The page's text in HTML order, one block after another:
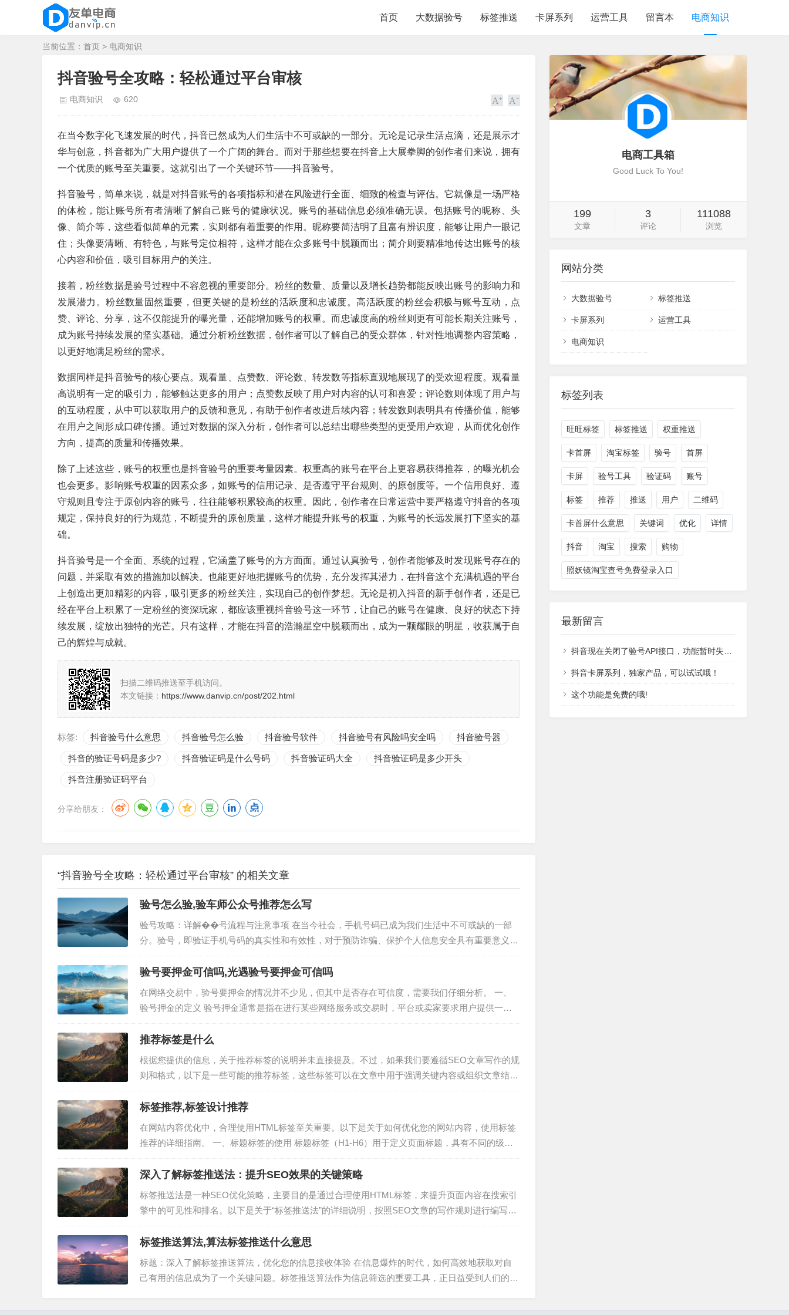
首页 大数据验号 标签推送 卡屏系列 运营工具 留言本 电商知识
当前位置： 首页 > 电商知识
抖音验号全攻略：轻松通过平台审核
电商知识 620
在当今数字化飞速发展的时代，抖音已然成为人们生活中不可或缺的一部分。无论是记录生活点滴，还是展示才
华与创意，抖音都为广大用户提供了一个广阔的舞台。而对于那些想要在抖音上大展拳脚的创作者们来说，拥有
一个优质的账号至关重要。这就引出了一个关键环节——抖音验号。
抖音验号，简单来说，就是对抖音账号的各项指标和潜在风险进行全面、细致的检查与评估。它就像是一场严格
的体检，能让账号所有者清晰了解自己账号的健康状况。账号的基础信息必须准确无误。包括账号的昵称、头
像、简介等，这些看似简单的元素，实则都有着重要的作用。昵称要简洁明了且富有辨识度，能够让用户一眼记
住；头像要清晰、有特色，与账号定位相符，这样才能在众多账号中脱颖而出；简介则要精准地传达出账号的核
心内容和价值，吸引目标用户的关注。
接着，粉丝数据是验号过程中不容忽视的重要部分。粉丝的数量、质量以及增长趋势都能反映出账号的影响力和
发展潜力。粉丝数量固然重要，但更关键的是粉丝的活跃度和忠诚度。高活跃度的粉丝会积极与账号互动，点
赞、评论、分享，这不仅能提升的曝光量，还能增加账号的权重。而忠诚度高的粉丝则更有可能长期关注账号，
成为账号持续发展的坚实基础。通过分析粉丝数据，创作者可以了解自己的受众群体，针对性地调整内容策略，
以更好地满足粉丝的需求。
数据同样是抖音验号的核心要点。观看量、点赞数、评论数、转发数等指标直观地展现了的受欢迎程度。观看量
高说明有一定的吸引力，能够触达更多的用户；点赞数反映了用户对内容的认可和喜爱；评论数则体现了用户与
的互动程度，从中可以获取用户的反馈和意见，有助于创作者改进后续内容；转发数则表明具有传播价值，能够
在用户之间形成口碑传播。通过对数据的深入分析，创作者可以总结出哪些类型的更受用户欢迎，从而优化创作
方向，提高的质量和传播效果。
除了上述这些，账号的权重也是抖音验号的重要考量因素。权重高的账号在平台上更容易获得推荐，的曝光机会
也会更多。影响账号权重的因素众多，如账号的信用记录、是否遵守平台规则、的原创度等。一个信用良好、遵
守规则且专注于原创内容的账号，往往能够积累较高的权重。因此，创作者在日常运营中要严格遵守抖音的各项
规定，保持良好的行为规范，不断提升的原创质量，这样才能提升账号的权重，为账号的长远发展打下坚实的基
础。
抖音验号是一个全面、系统的过程，它涵盖了账号的方方面面。通过认真验号，创作者能够及时发现账号存在的
问题，并采取有效的措施加以解决。也能更好地把握账号的优势，充分发挥其潜力，在抖音这个充满机遇的平台
上创造出更加精彩的内容，吸引更多的粉丝关注，实现自己的创作梦想。无论是初入抖音的新手创作者，还是已
经在平台上积累了一定粉丝的资深玩家，都应该重视抖音验号这一环节，让自己的账号在健康、良好的状态下持
续发展，绽放出独特的光芒。只有这样，才能在抖音的浩瀚星空中脱颖而出，成为一颗耀眼的明星，收获属于自
己的辉煌与成就。
扫描二维码推送至手机访问。
本文链接： https://www.danvip.cn/post/202.html
标签: 抖音验号什么意思 抖音验号怎么验 抖音验号软件 抖音验号有风险吗安全吗 抖音验号器
抖音的验证号码是多少? 抖音验证码是什么号码 抖音验证码大全 抖音验证码是多少开头
抖音注册验证码平台
分享给朋友：
“抖音验号全攻略：轻松通过平台审核” 的相关文章
验号怎么验,验车师公众号推荐怎么写
验号攻略：详解��号流程与注意事项 在当今社会，手机号码已成为我们生活中不可或缺的一部
分。验号，即验证手机号码的真实性和有效性，对于预防诈骗、保护个人信息安全具有重要意义。
本文将为您详细介绍验号的方法和注意事项。 验号是保障个人信息安全的重要手段，本文将为您
揭秘验号的正确姿势。 二、验号的…
验号要押金可信吗,光遇验号要押金可信吗
在网络交易中，验号要押金的情况并不少见，但其中是否存在可信度，需要我们仔细分析。 一、
验号押金的定义 验号押金通常是指在进行某些网络服务或交易时，平台或卖家要求用户提供一定
的押金，以确保用户在使用服务或交易过程中遵守规定，不进行违规操作。 二、验号押金的可靠
性分析 官方平台的要求：如果…
推荐标签是什么
根据您提供的信息，关于推荐标签的说明并未直接提及。不过，如果我们要遵循SEO文章写作的规
则和格式，以下是一些可能的推荐标签，这些标签可以在文章中用于强调关键内容或组织文章结
构： 1. ``：用于文章的主标题，通常包含关键词。 2. ``、``、``：用于文章中的副标题，可以用来
创建文章的层级结构。…
标签推荐,标签设计推荐
在网站内容优化中，合理使用HTML标签至关重要。以下是关于如何优化您的网站内容，使用标签
推荐的详细指南。 一、标题标签的使用 标题标签（H1-H6）用于定义页面标题，具有不同的级
别。合理使用标题标签可以提高页面的结构层次，对搜索引擎优化有重要作用。 主标题使用H1标
签，仅出现一次，并包含…
深入了解标签推送法：提升SEO效果的关键策略
标签推送法是一种SEO优化策略，主要目的是通过合理使用HTML标签，来提升页面内容在搜索引
擎中的可见性和排名。以下是关于“标签推送法”的详细说明，按照SEO文章的写作规则进行编写：
在数字营销的世界中，SEO（搜索引擎优化）是提升网站可见性的关键。而“标签推送法”作为一种
有效的SEO策略，被越…
标签推送算法,算法标签推送什么意思
标题：深入了解标签推送算法，优化您的信息接收体验 在信息爆炸的时代，如何高效地获取对自
己有用的信息成为了一个关键问题。标签推送算法作为信息筛选的重要工具，正日益受到人们的关
电商工具箱
Good Luck To You!
199
文章
3
评论
111088
浏览
网站分类
大数据验号 标签推送
卡屏系列 运营工具
电商知识
标签列表
旺旺标签 标签推送 权重推送
卡首屏 淘宝标签 验号 首屏
卡屏 验号工具 验证码 账号
标签 推荐 推送 用户 二维码
卡首屏什么意思 关键词 优化 详情
抖音 淘宝 搜索 购物
照妖镜淘宝查号免费登录入口
最新留言
抖音现在关闭了验号API接口，功能暂时失效，恢复时间不能确定。
抖音卡屏系列，独家产品，可以试试哦！
这个功能是免费的哦!